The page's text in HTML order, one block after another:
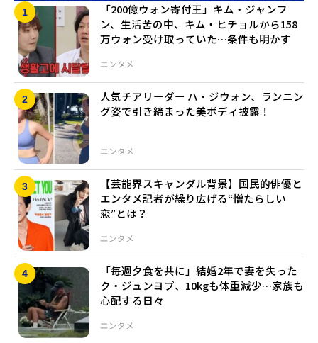
エンタメ
「200億ウォン寄付王」キム・ジャンフ
ン、生活苦の中、キム・ヒチョルから158
万ウォン受け取っていた…条件も明かす
エンタメ
人気チアリーダー ハ・ジウォン、ランニン
グ姿で引き締まった美ボディ披露！
エンタメ
【芸能界スキャンダル背景】国民的俳優と
エンタメ記者が繰り広げる“憎たらしい
恋”とは？
エンタメ
「毎週夕食を共に」結婚2年で妻を失った
ク・ジュンヨプ、10kgも体重減少…家族も
心配する日々